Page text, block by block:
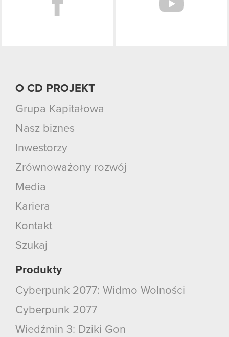
O CD PROJEKT
Grupa Kapitałowa
Nasz biznes
Inwestorzy
Zrównoważony rozwój
Media
Kariera
Kontakt
Szukaj
Produkty
Cyberpunk 2077: Widmo Wolności
Cyberpunk 2077
Wiedźmin 3: Dziki Gon